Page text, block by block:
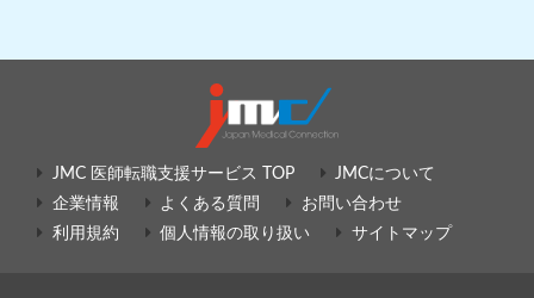
JMC 医師転職支援サービス TOP
JMCについて
企業情報
よくある質問
お問い合わせ
利用規約
個人情報の取り扱い サイトマップ